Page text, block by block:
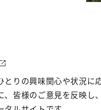
とりの興味関心や状況に
、皆様のご意見を反映し